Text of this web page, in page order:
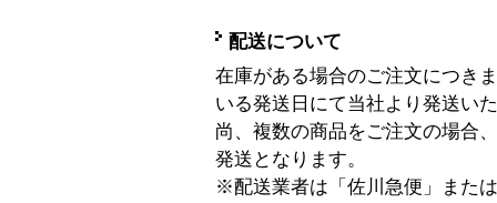
配送について
在庫がある場合のご注文につき
いる発送日にて当社より発送い
尚、複数の商品をご注文の場合
発送となります。
※配送業者は「佐川急便」また